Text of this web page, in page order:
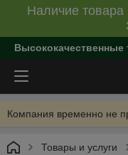
Наличие товара
Компания временно не
Товары и услуги